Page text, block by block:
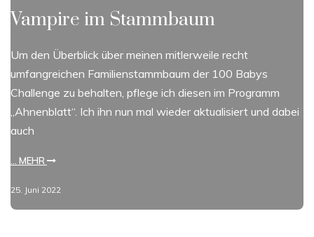
Vampire im Stammbaum
Um den Überblick über meinen mitlerweile recht
umfangreichen Familienstammbaum der 100 Babys
Challenge zu behalten, pflege ich diesen im Programm
„Ahnenblatt“. Ich ihn nun mal wieder aktualisiert und dabei
auch
... MEHR
25. Juni 2022